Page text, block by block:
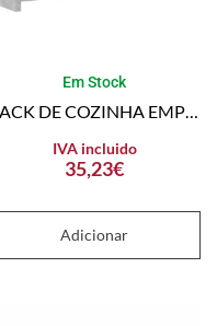
Em Stock
35,23€
IVA incluido
Adicionar